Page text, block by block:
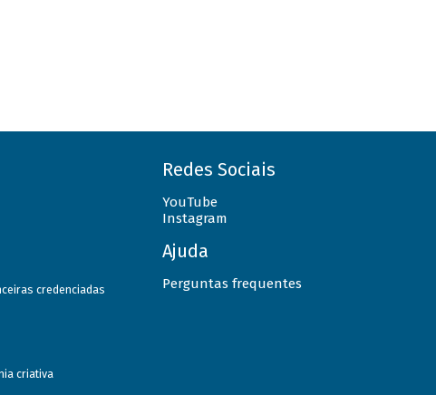
credenciadas
criativa
Redes Sociais
YouTube
Instagram
Ajuda
Perguntas frequentes